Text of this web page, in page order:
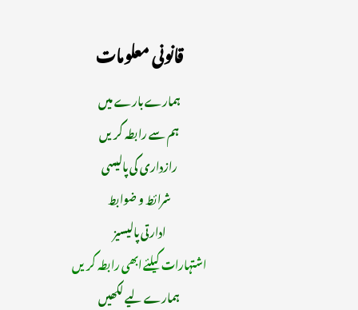
قانونی معلومات
ہمارے بارے میں
ہم سے رابطہ کریں
رازداری کی پالیسی
شرائط و ضوابط
ادارتی پالیسیز
اشتہارات کیلئے ابھی رابطہ کریں
ہمارے لیے لکھیں